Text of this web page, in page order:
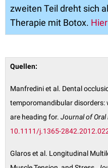
zweiten Teil dreht sich
Therapie mit Botox.
Quellen:
Manfredini et al. Dental
temporomandibular disorders:
are heading for. Journal of Oral
10.1111/j.1365-
Glaros et al. Longitudinal